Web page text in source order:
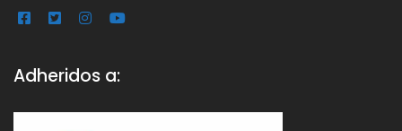
Adheridos a: